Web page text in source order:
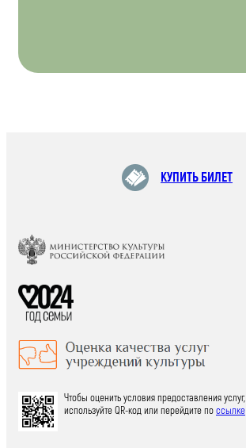
КУПИТЬ БИЛЕТ
Чтобы оценить условия предоставления услуг,
используйте QR-код или перейдите поссылке